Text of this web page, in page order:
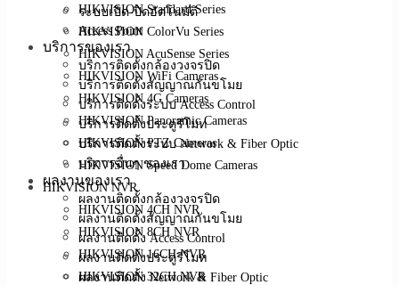
ระบบเปิด-ปิดอัตโนมัติ
Access Point
บริการของเรา
บริการติดตั้งกล้องวงจรปิด
บริการติดตั้งสัญญาณกันขโมย
บริการติดตั้งระบบ Access Control
บริการติดตั้งประตูรีโมท
บริการติดตั้งระบบ Network & Fiber Optic
บริการอื่นๆ ของเรา
ผลงานของเรา
ผลงานติดตั้งกล้องวงจรปิด
ผลงานติดตั้งสัญญาณกันขโมย
ผลงานติดตั้ง Access Control
ผลงานติดตั้งประตูรีโมท
ผลงานติดตั้ง Network & Fiber Optic
HIKVISION Standard Series
HIKVISION ColorVu Series
HIKVISION AcuSense Series
HIKVISION WiFi Cameras
HIKVISION 4G Cameras
HIKVISION Panoramic Cameras
HIKVISION PTZ Cameras
HIKVISION Speed Dome Cameras
HIKVISION NVR
HIKVISION 4CH NVR
HIKVISION 8CH NVR
HIKVISION 16CH NVR
HIKVISION 32CH NVR